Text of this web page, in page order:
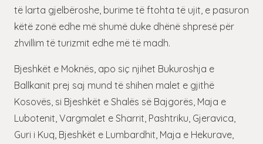
të larta gjelbëroshe, burime të ftohta të ujit, e pasuron
këtë zonë edhe më shumë duke dhënë shpresë për
zhvillim të turizmit edhe më të madh.
Bjeshkët e Moknës, apo siç njihet Bukuroshja e
Ballkanit prej saj mund të shihen malet e gjithë
Kosovës, si Bjeshkët e Shalës së Bajgorës, Maja e
Lubotenit, Vargmalet e Sharrit, Pashtriku, Gjeravica,
Guri i Kuq, Bjeshkët e Lumbardhit, Maja e Hekurave,